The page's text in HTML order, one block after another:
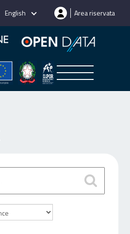
English Area riservata